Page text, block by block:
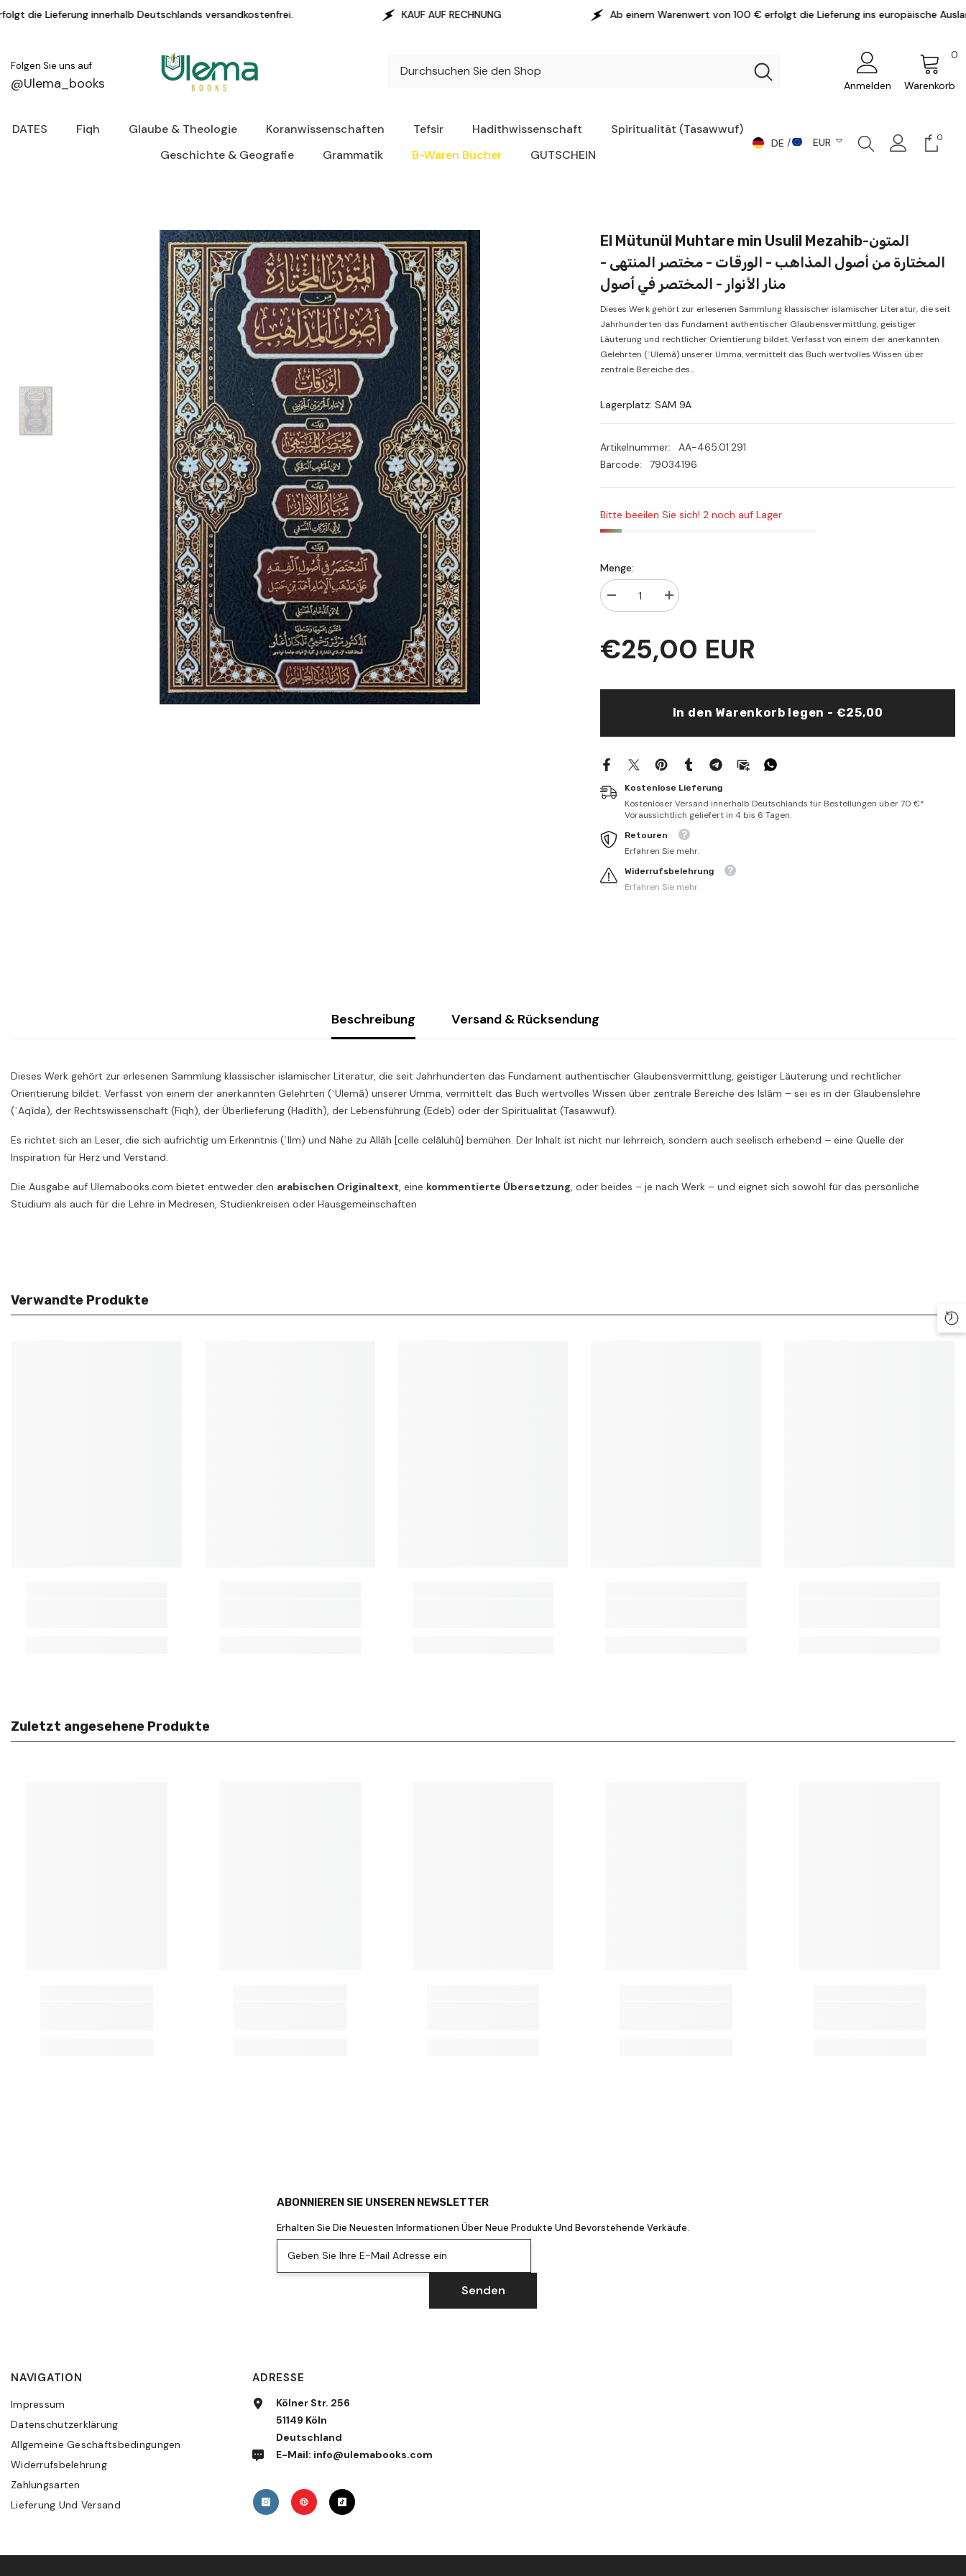
Deutschlands versandkostenfrei. KAUF AUF RECHNUNG Ab einem Warenwert von 100 € erfolgt die Lieferung ins europäische Ausland versandkostenfrei.
Folgen Sie uns auf
@Ulema_books Anmelden Warenkorb
00
DATES Fiqh Glaube & Theologie Koranwissenschaften Tefsir Hadithwissenschaft
Spiritualität (Tasawwuf)
Geschichte & Geografie
Grammatik B-Waren Bücher GUTSCHEIN
DE
EUR
EUR
GBP
PLN
RON
0
El Mütunül Muhtare min Usulil Mezahib-المتون
المختارة من أصول المذاهب - الورقات - مختصر المنتهى -
منار الأنوار - المختصر في أصول
Dieses Werk gehört zur erlesenen Sammlung klassischer islamischer Literatur, die seit
Jahrhunderten das Fundament authentischer Glaubensvermittlung, geistiger
Läuterung und rechtlicher Orientierung bildet. Verfasst von einem der anerkannten
Gelehrten (ʿUlemâ) unserer Umma, vermittelt das Buch wertvolles Wissen über
zentrale Bereiche des...
Lagerplatz: SAM 9A
Artikelnummer:
AA-465.01.291
Barcode:
79034196
Bitte beeilen Sie sich! 2 noch auf Lager
Menge:
verringern
Mütunül
Muhtare
المذاهب
الورقات
مختصر
المنتهى
منار
-
المختصر
أصول
Menge
erhöhen
Mütunül
Muhtare
المختارة
من
المذاهب
الورقات
مختصر
المنتهى
-
منار
الأنوار
المختصر
أصول
€25,00 EUR
In den Warenkorb legen - €25,00
Kostenlose Lieferung
Kostenloser Versand innerhalb Deutschlands für Bestellungen über 70 €*
Voraussichtlich geliefert in 4 bis 6 Tagen.
Retouren
Erfahren Sie mehr.
Widerrufsbelehrung
Erfahren Sie mehr.
Beschreibung Versand & Rücksendung
Dieses Werk gehört zur erlesenen Sammlung klassischer islamischer Literatur, die seit Jahrhunderten das Fundament authentischer Glaubensvermittlung, geistiger Läuterung und rechtlicher
Orientierung bildet. Verfasst von einem der anerkannten Gelehrten (ʿUlemâ) unserer Umma, vermittelt das Buch wertvolles Wissen über zentrale Bereiche des Islâm – sei es in der Glaubenslehre
(ʿAqîda), der Rechtswissenschaft (Fiqh), der Überlieferung (Hadîth), der Lebensführung (Edeb) oder der Spiritualität (Tasawwuf).
Es richtet sich an Leser, die sich aufrichtig um Erkenntnis (ʿIlm) und Nähe zu Allâh [celle celâluhû] bemühen. Der Inhalt ist nicht nur lehrreich, sondern auch seelisch erhebend – eine Quelle der
Inspiration für Herz und Verstand.
Die Ausgabe auf Ulemabooks.com bietet entweder den arabischen Originaltext, eine kommentierte Übersetzung, oder beides – je nach Werk – und eignet sich sowohl für das persönliche
Studium als auch für die Lehre in Medresen, Studienkreisen oder Hausgemeinschaften
Verwandte Produkte
Zuletzt angesehene Produkte
ABONNIEREN SIE UNSEREN NEWSLETTER
Erhalten Sie Die Neuesten Informationen Über Neue Produkte Und Bevorstehende Verkäufe.
Geben Sie Ihre E-Mail Adresse ein
Senden
NAVIGATION
Impressum
Datenschutzerklärung
Allgemeine Geschäftsbedingungen
Widerrufsbelehrung
Zahlungsarten
Lieferung Und Versand
ADRESSE
Kölner Str. 256
51149 Köln
Deutschland
E-Mail: info@ulemabooks.com